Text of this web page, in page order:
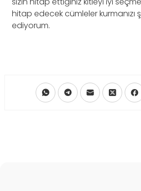
hitap edecek cümleler kurmanızı
ediyorum.